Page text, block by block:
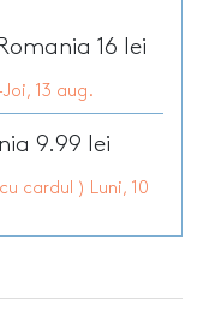
16 lei
13 aug.
9.99 lei
cardul ) Luni, 10